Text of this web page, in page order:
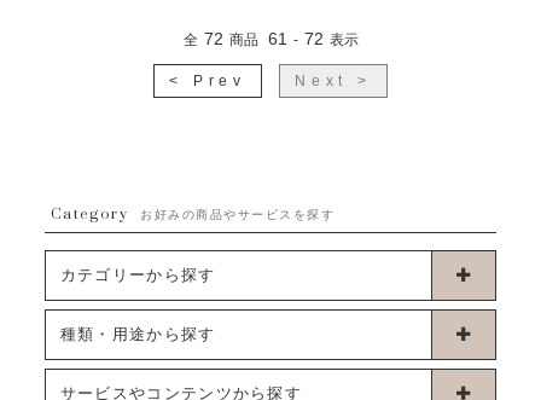
全 72 商品 61 - 72 表示
< Prev Next >
Category お好みの商品やサービスを探す
カテゴリーから探す
卓上タイプバルーン
種類・用途から探す
お誕生日
サービスやコンテンツから探す